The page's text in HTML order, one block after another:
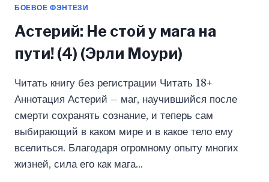
БОЕВОЕ ФЭНТЕЗИ
Астерий: Не стой у мага на
пути! (4) (Эрли Моури)
Читать книгу без регистрации Читать 18+
Аннотация Астерий – маг, научившийся после
смерти сохранять сознание, и теперь сам
выбирающий в каком мире и в какое тело ему
вселиться. Благодаря огромному опыту многих
жизней, сила его как мага…